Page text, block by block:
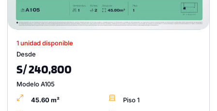
1 unidad disponible
Desde
S/ 240,800
Modelo A105
45.60 m² Piso 1